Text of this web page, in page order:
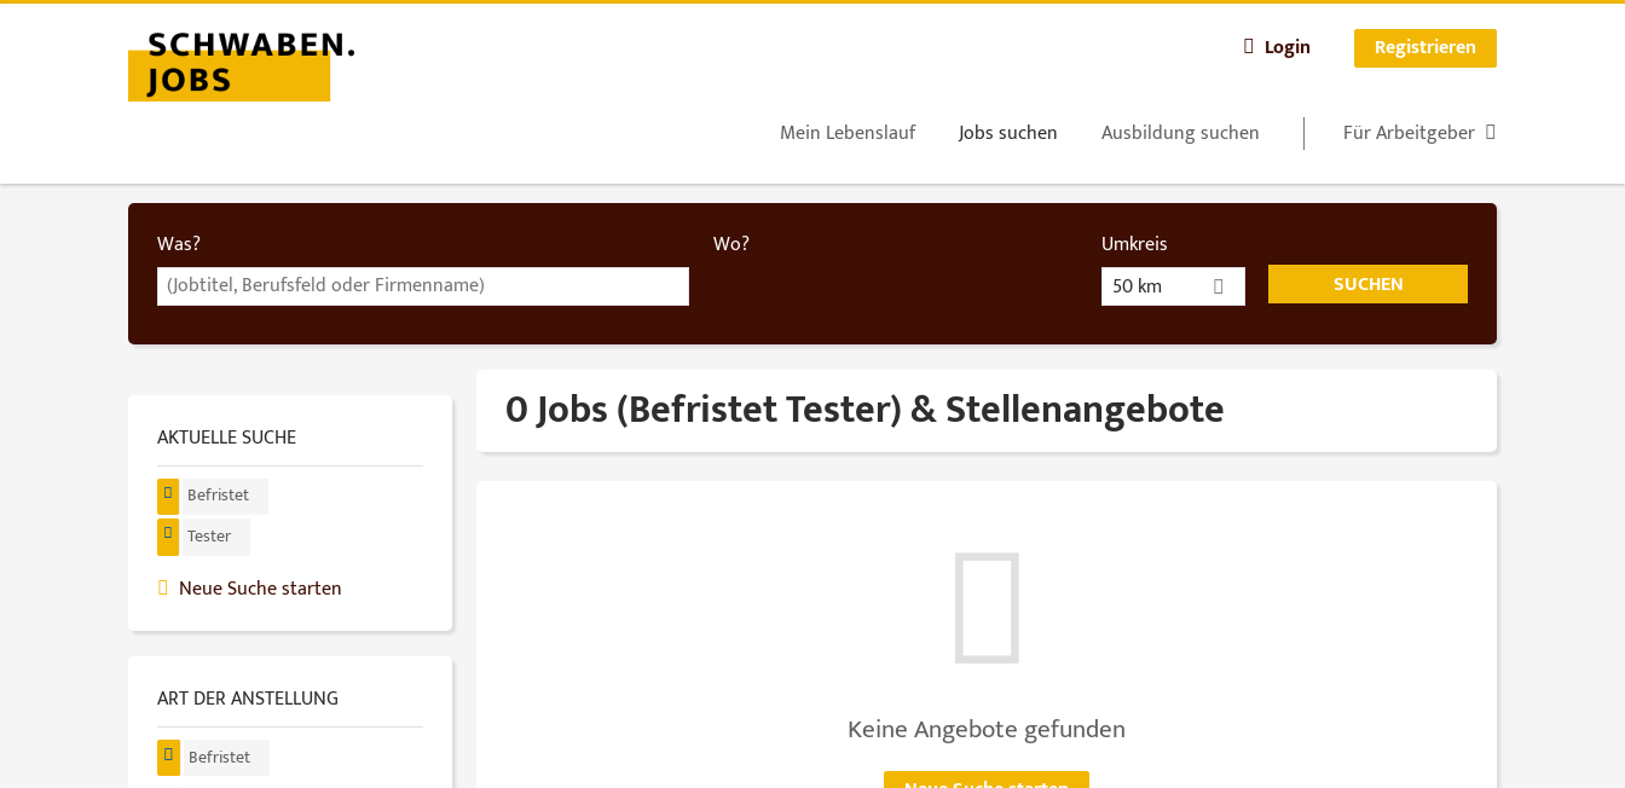
Login Registrieren
Mein Lebenslauf Jobs suchen Ausbildung suchen Für Arbeitgeber
Was? Wo?
Umkreis
50 km
0 Jobs (Befristet Tester) & Stellenangebote
Keine Angebote gefunden
AKTUELLE SUCHE
Befristet
Tester
Neue Suche starten
ART DER ANSTELLUNG
Befristet